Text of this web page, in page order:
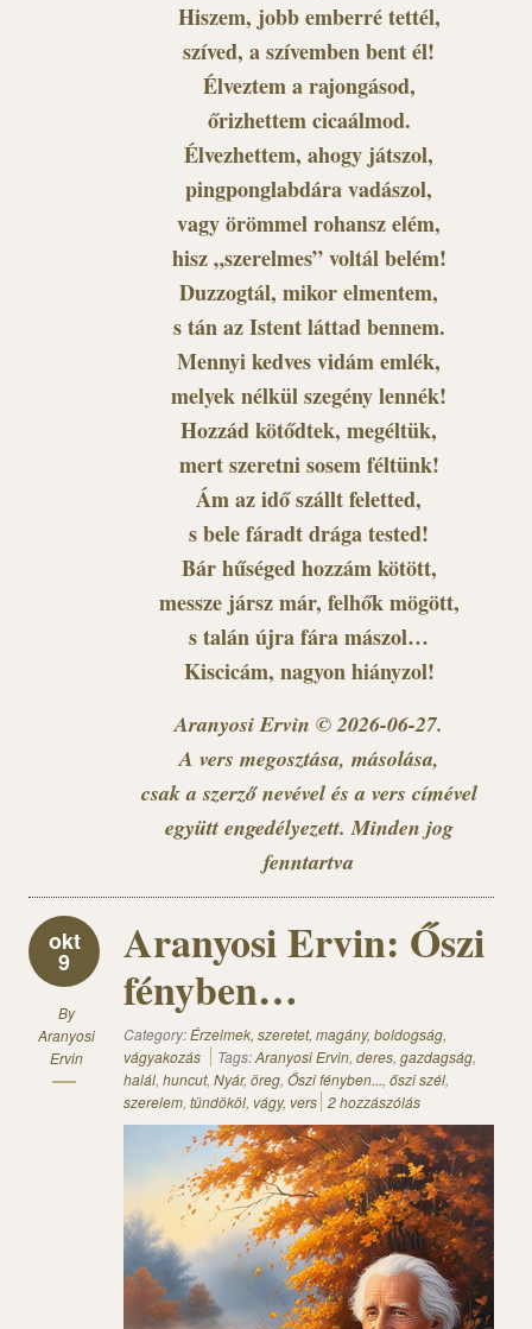
Hiszem, jobb emberré tettél,
szíved, a szívemben bent él!
Élveztem a rajongásod,
őrizhettem cicaálmod.
Élvezhettem, ahogy játszol,
pingponglabdára vadászol,
vagy örömmel rohansz elém,
hisz „szerelmes” voltál belém!
Duzzogtál, mikor elmentem,
s tán az Istent láttad bennem.
Mennyi kedves vidám emlék,
melyek nélkül szegény lennék!
Hozzád kötődtek, megéltük,
mert szeretni sosem féltünk!
Ám az idő szállt feletted,
s bele fáradt drága tested!
Bár hűséged hozzám kötött,
messze jársz már, felhők mögött,
s talán újra fára mászol…
Kiscicám, nagyon hiányzol!
Aranyosi Ervin © 2026-06-27.
A vers megosztása, másolása,
csak a szerző nevével és a vers címével
együtt engedélyezett. Minden jog
fenntartva
okt
9
By
Aranyosi
Ervin
Aranyosi Ervin: Őszi
fényben…
Category:Érzelmek, szeretet, magány, boldogság,
vágyakozás
Tags:Aranyosi Ervin, deres, gazdagság,
halál, huncut, Nyár, öreg, Őszi fényben..., őszi szél,
szerelem, tündököl, vágy, vers 2 hozzászólás